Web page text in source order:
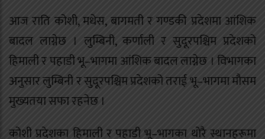
आज राति कोशी, मधेस, बागमती र गण्डकी प्रदेशमा आंशिक
बादल लाग्नेछ । लुम्बिनी, कर्णाली र सुदूरपश्चिम प्रदेशको
हिमाली र पहाडी भू–भागमा आंशिक बादल लाग्नेछ । विभागका
अनुसार लुम्बिनी र सुदूरपश्चिम प्रदेशको तराई भू–भागमा मौसम
मुख्यतया सफा रहनेछ ।
कोशी प्रदेशका हिमाली र पहाडी भू–भागका थोरै स्थानहरूमा